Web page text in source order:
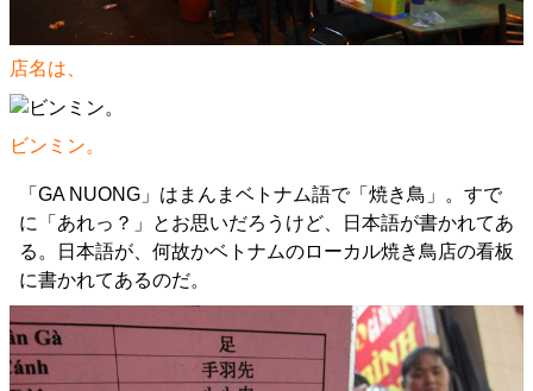
店名は、
ビンミン。
「GA NUONG」はまんまベトナム語で「焼き鳥」。すで
に「あれっ？」とお思いだろうけど、日本語が書かれてあ
る。日本語が、何故かベトナムのローカル焼き鳥店の看板
に書かれてあるのだ。